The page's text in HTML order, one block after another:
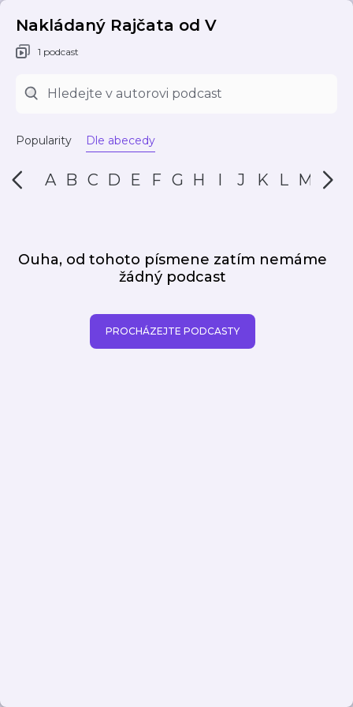
Nakládaný Rajčata od V
1 podcast
Popularity Dle abecedy
A B C D E F G H I J K L M N
Ouha, od tohoto písmene zatím nemáme
žádný podcast
PROCHÁZEJTE PODCASTY